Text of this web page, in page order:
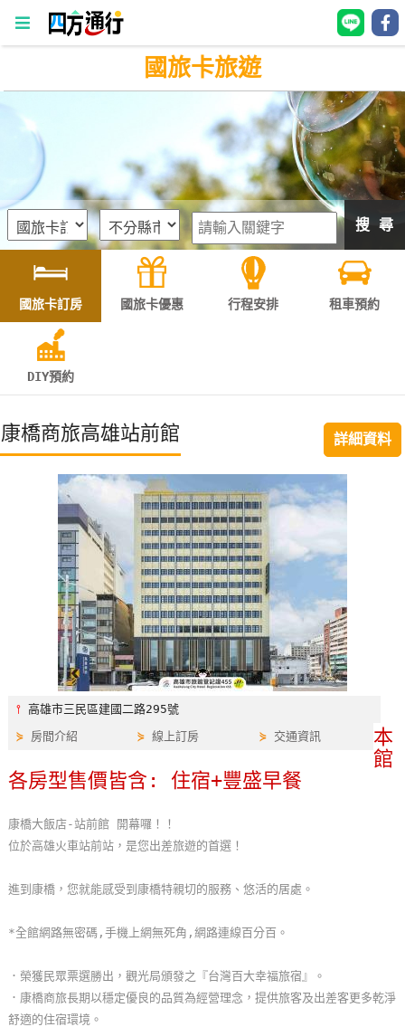
四
通
房
灣
訂
房
直接跟飯店訂房HOT
特
紅
你
玩
玩
樂
圖
顧
服
務
國旅卡旅遊
搜 尋
國旅卡訂房 國旅卡優惠 行程安排 租車預約
DIY預約
康橋商旅高雄站前館 詳細資料
⫯高雄市三民區建國二路295號
⋟ 房間介紹 ⋟線上訂房 ⋟ 交通資訊
本
館
各房型售價皆含: 住宿+豐盛早餐
康橋大飯店-站前館 開幕囉！！
位於高雄火車站前站，是您出差旅遊的首選！
進到康橋，您就能感受到康橋特親切的服務、悠活的居處。
*全館網路無密碼,手機上網無死角,網路連線百分百。
．榮獲民眾票選勝出，觀光局頒發之『台灣百大幸福旅宿』。
．康橋商旅長期以穩定優良的品質為經營理念，提供旅客及出差客更多乾淨
舒適的住宿環境。